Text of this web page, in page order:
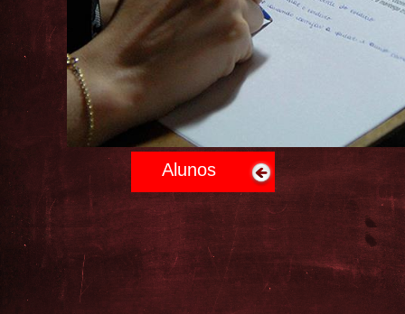
Alunos